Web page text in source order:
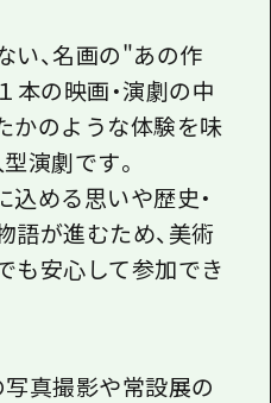
い、名画の"あの作
本の映画・演劇の中
かのような体験を味
演劇です。
める思いや歴史・
語が進むため、美術
も安心して参加でき
真撮影や常設展の